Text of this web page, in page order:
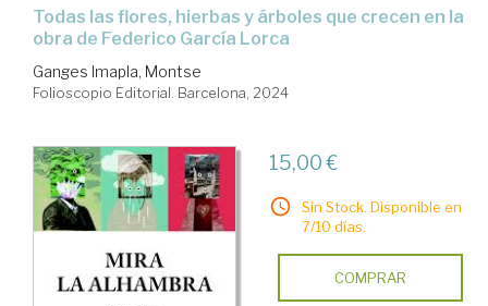
todas las flores, hierbas y árboles que crecen en la
obra de Federico García Lorca
Ganges Imapla, Montse
Folioscopio Editorial. Barcelona, 2024
15,00 €
Sin Stock. Disponible en
7/10 días.
COMPRAR